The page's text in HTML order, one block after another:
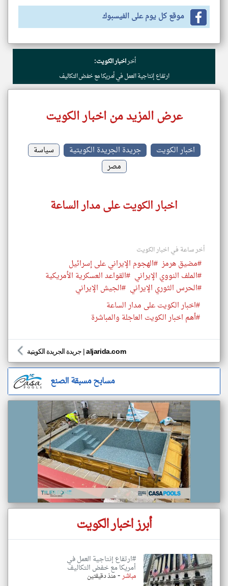
موقع كل يوم على الفيسبوك
أخراخبار الكويت:
ارتفاع إنتاجية العمل في أمريكا مع خفض التكاليف
عرض المزيد من اخبار الكويت
اخبار الكويت جريدة الجريدة الكويتية
سياسة
مصر
اخبار الكويت على مدار الساعة
أخر ساعة في اخبار الكويت
#مضيق هرمز #الهجوم الإيراني على إسرائيل
#الملف النووي الإيراني #القواعد العسكرية الأمريكية
#الحرس الثوري الإيراني #الجيش الإيراني
#اخبار الكويت على مدار الساعة
#أهم اخبار الكويت العاجلة والمباشرة
جريدة الجريدة الكويتية |aljarida.com
مسابح مسبقة الصنع
أبرز اخبار الكويت
#ارتفاع إنتاجية العمل في
أمريكا مع خفض التكاليف
مباشر-منذ دقيقتين